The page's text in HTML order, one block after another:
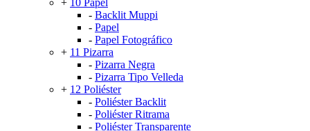
+ 10 Papel
- Backlit Muppi
- Papel
- Papel Fotográfico
+ 11 Pizarra
- Pizarra Negra
- Pizarra Tipo Velleda
+ 12 Poliéster
- Poliéster Backlit
- Poliéster Ritrama
- Poliéster Transparente